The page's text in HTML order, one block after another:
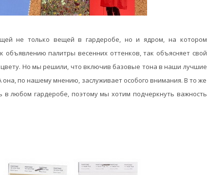
не только вещей в гардеробе, но и ядром, на котором
объявлению палитры весенних оттенков, так объясняет свой
Но мы решили, что включив базовые тона в наши лучшие
по нашему мнению, заслуживает особого внимания. В то же
любом гардеробе, поэтому мы хотим подчеркнуть важность